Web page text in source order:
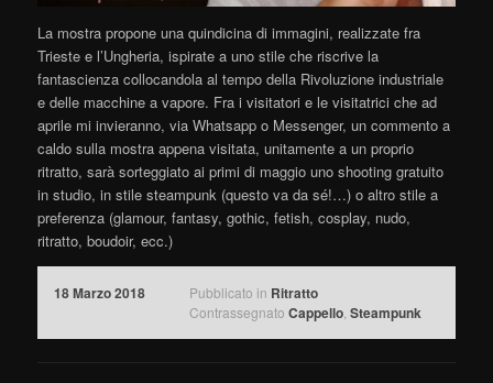
La mostra propone una quindicina di immagini, realizzate fra
Trieste e l’Ungheria, ispirate a uno stile che riscrive la
fantascienza collocandola al tempo della Rivoluzione industriale
e delle macchine a vapore. Fra i visitatori e le visitatrici che ad
aprile mi invieranno, via Whatsapp o Messenger, un commento a
caldo sulla mostra appena visitata, unitamente a un proprio
ritratto, sarà sorteggiato ai primi di maggio uno shooting gratuito
in studio, in stile steampunk (questo va da sé!…) o altro stile a
preferenza (glamour, fantasy, gothic, fetish, cosplay, nudo,
ritratto, boudoir, ecc.)
18 Marzo 2018 Pubblicato in Ritratto
Contrassegnato Cappello, Steampunk